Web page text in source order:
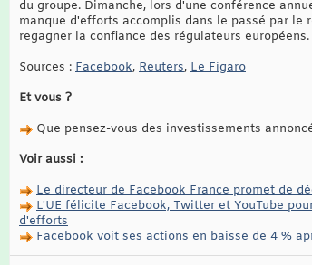
du groupe. Dimanche, lors d'une conférence
manque d'efforts accomplis dans le passé par le
regagner la confiance des régulateurs européens.
Sources : Facebook, Reuters, Le Figaro
Et vous ?
Que pensez-vous des investissements
Voir aussi :
Le directeur de Facebook France promet de
L'UE félicite Facebook, Twitter et YouTube
d'efforts
Facebook voit ses actions en baisse de 4 %